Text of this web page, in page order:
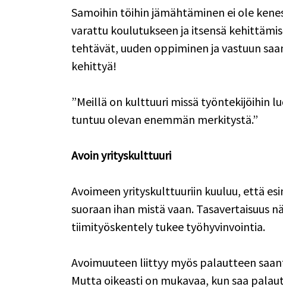
Samoihin töihin jämähtäminen ei ole
varattu koulutukseen ja itsensä
tehtävät, uuden oppiminen ja vastuun
kehittyä!
”Meillä on kulttuuri missä työntekijöihin
tuntuu olevan enemmän merkitystä.”
Avoin yrityskulttuuri
Avoimeen yrityskulttuuriin kuuluu, että
suoraan ihan mistä vaan. Tasavertaisuus
tiimityöskentely tukee työhyvinvointia.
Avoimuuteen liittyy myös palautteen
Mutta oikeasti on mukavaa, kun saa